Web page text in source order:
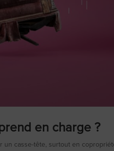
en charge ?
casse-tête, surtout en